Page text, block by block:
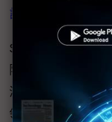
計到AI工程師一網
SK海力士（SK
隨即又招募「具工
涵蓋HBM設計、AI
領域，且不設學歷